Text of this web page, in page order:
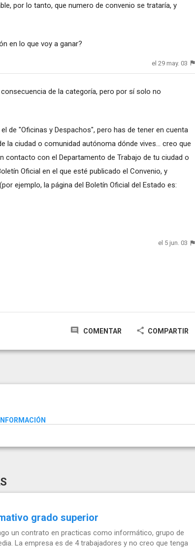
por lo tanto, que numero de convenio se trataría, y
en lo que voy a ganar?
el 29 may. 03
de la categoría, pero por sí solo no
de "Oficinas y Despachos", pero has de tener en cuenta
la ciudad o comunidad autónoma dónde vives... creo que
contacto con el Departamento de Trabajo de tu ciudad o
Oficial en el que esté publicado el Convenio, y
ejemplo, la página del Boletín Oficial del Estado es:
el 5 jun. 03
COMENTAR COMPARTIR
grado superior
un contrato en practicas como informático, grupo de
La empresa es de 4 trabajadores y no creo que tenga